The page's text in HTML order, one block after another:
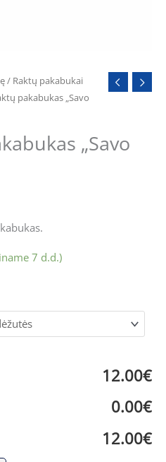
/ Raktų pakabukai
pakabukas „Savo
„Savo
7 d.d.)
12.00€
0.00€
12.00€